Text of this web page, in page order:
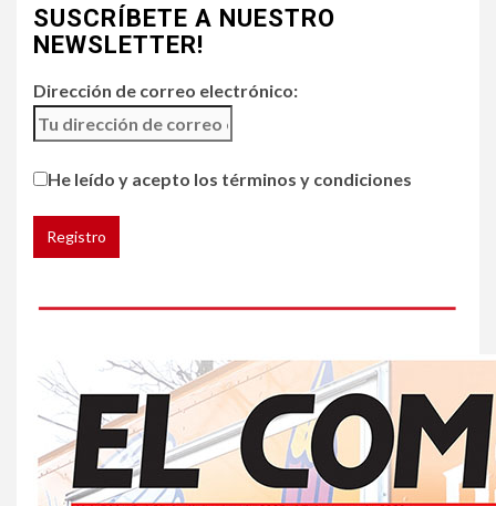
Chipotle retira chiles
jalapeños de varios
5
HOGAR Y SALUD
Generación Z ignora riesgo
de cáncer al broncearse
SUSCRÍBETE A NUESTRO
NEWSLETTER!
Dirección de correo electrónico:
He leído y acepto los términos y condiciones